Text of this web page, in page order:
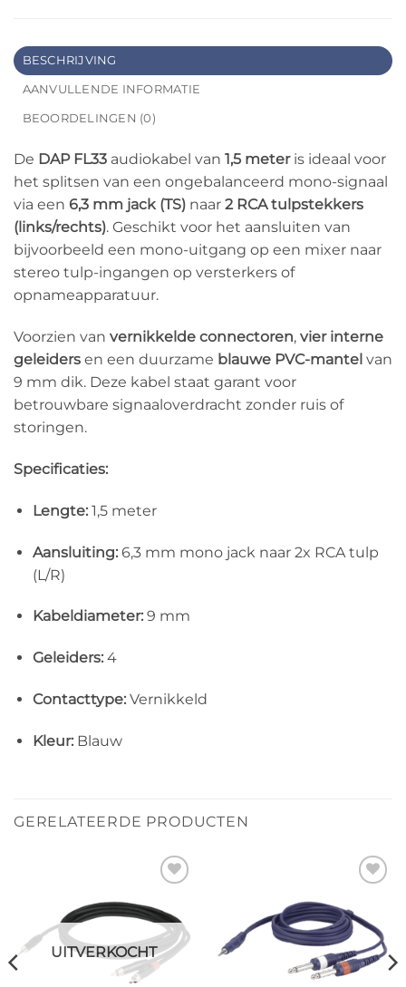
BESCHRIJVING
AANVULLENDE INFORMATIE
BEOORDELINGEN (0)
De DAP FL33 audiokabel van 1,5 meteris ideaal voor
het splitsen van een ongebalanceerd mono-signaal
via een 6,3 mm jack (TS) naar 2 RCA tulpstekkers
(links/rechts). Geschikt voor het aansluiten van
bijvoorbeeld een mono-uitgang op een mixer naar
stereo tulp-ingangen op versterkers of
opnameapparatuur.
Voorzien van vernikkelde connectoren, vier interne
geleiders en een duurzame blauwe PVC-mantel van
9 mm dik. Deze kabel staat garant voor
betrouwbare signaaloverdracht zonder ruis of
storingen.
Specificaties:
Lengte:1,5 meter
Aansluiting:6,3 mm mono jack naar 2x RCA tulp
(L/R)
Kabeldiameter:9 mm
Geleiders:4
Contacttype:Vernikkeld
Kleur:Blauw
GERELATEERDE PRODUCTEN
aan
verlanglijst
UITVERKOCHT
aan
verlanglijst